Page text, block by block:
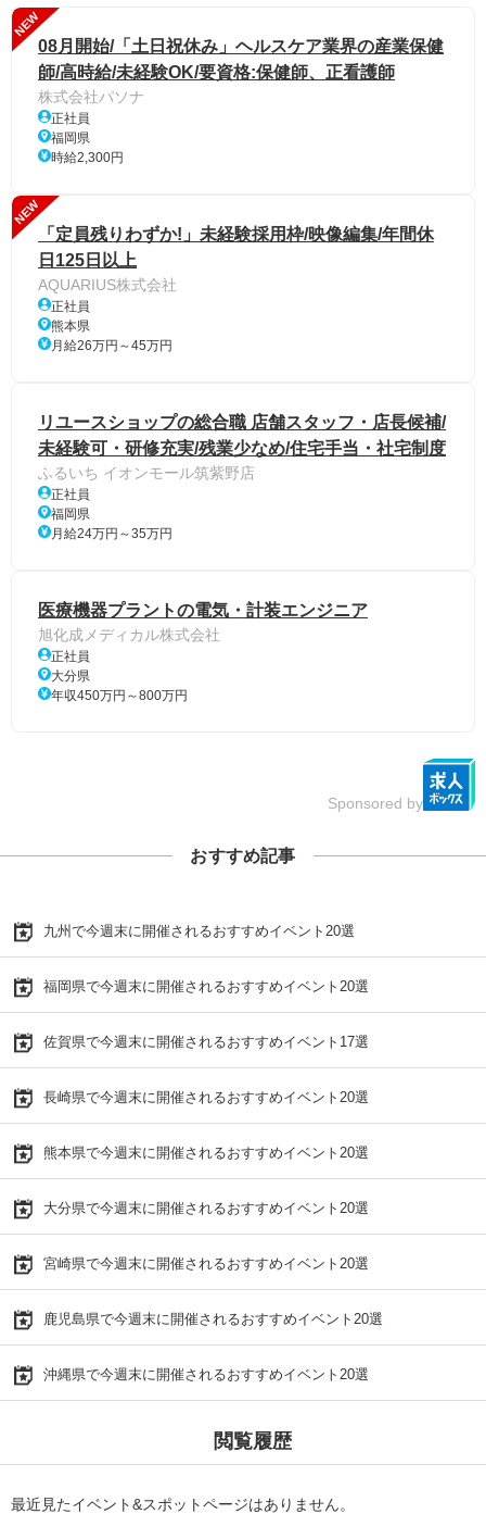
NEW
08月開始/「土日祝休み」ヘルスケア業界の産業保健
師/高時給/未経験OK/要資格:保健師、正看護師
株式会社パソナ
正社員
福岡県
時給2,300円
NEW
「定員残りわずか!」未経験採用枠/映像編集/年間休
日125日以上
AQUARIUS株式会社
正社員
熊本県
月給26万円～45万円
リユースショップの総合職 店舗スタッフ・店長候補/
未経験可・研修充実/残業少なめ/住宅手当・社宅制度
ふるいち イオンモール筑紫野店
正社員
福岡県
月給24万円～35万円
医療機器プラントの電気・計装エンジニア
旭化成メディカル株式会社
正社員
大分県
年収450万円～800万円
Sponsored by
おすすめ記事
九州で今週末に開催されるおすすめイベント20選
福岡県で今週末に開催されるおすすめイベント20選
佐賀県で今週末に開催されるおすすめイベント17選
長崎県で今週末に開催されるおすすめイベント20選
熊本県で今週末に開催されるおすすめイベント20選
大分県で今週末に開催されるおすすめイベント20選
宮崎県で今週末に開催されるおすすめイベント20選
鹿児島県で今週末に開催されるおすすめイベント20選
沖縄県で今週末に開催されるおすすめイベント20選
閲覧履歴
最近見たイベント&スポットページはありません。